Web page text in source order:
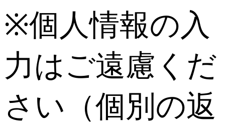
※個人情報の入
力はご遠慮くだ
さい（個別の返